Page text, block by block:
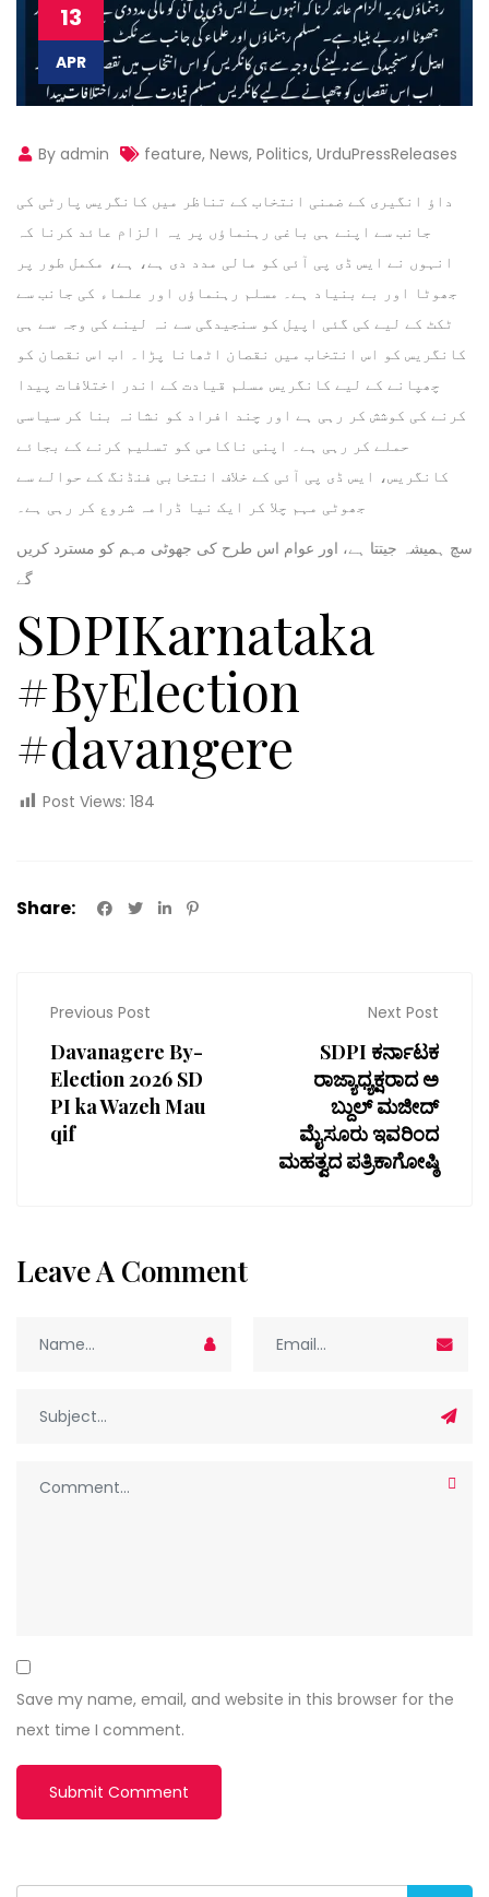
13
APR
By admin feature, News, Politics, UrduPressReleases
داؤ انگیری کے ضمنی انتخاب کے تناظر میں کانگریس پارٹی کی
جانب سے اپنے ہی باغی رہنماؤں پر یہ الزام عائد کرنا کہ
انہوں نے ایس ڈی پی آئی کو مالی مدد دی ہے، ہے، مکمل طور پر
جھوٹا اور بے بنیاد ہے۔ مسلم رہنماؤں اور علماء کی جانب سے
ٹکٹ کے لیے کی گئی اپیل کو سنجیدگی سے نہ لینے کی وجہ سے ہی
کانگریس کو اس انتخاب میں نقصان اٹھانا پڑا۔ اب اس نقصان کو
چھپانے کے لیے کانگریس مسلم قیادت کے اندر اختلافات پیدا
کرنے کی کوشش کر رہی ہے اور چند افراد کو نشانہ بنا کر سیاسی
حملے کر رہی ہے۔ اپنی ناکامی کو تسلیم کرنے کے بجائے
کانگریس، ایس ڈی پی آئی کے خلاف انتخابی فنڈنگ کے حوالے سے
جھوٹی مہم چلا کر ایک نیا ڈرامہ شروع کر رہی ہے۔
سچ ہمیشہ جیتتا ہے، اور عوام اس طرح کی جھوٹی مہم کو مسترد کریں
گے
SDPIKarnataka
#ByElection
#davangere
Post Views: 184
Share:
Previous Post
Davanagere By-
Election 2026 SD
PI ka Wazeh Mau
qif
Next Post
SDPI ಕರ್ನಾಟಕ
ರಾಜ್ಯಾಧ್ಯಕ್ಷರಾದ ಅ
ಬ್ದುಲ್‌ ಮಜೀದ್‌
ಮೈಸೂರು ಇವರಿಂದ
ಮಹತ್ವದ ಪತ್ರಿಕಾಗೋಷ್ಠಿ
Leave A Comment
Save my name, email, and website in this browser for the
next time I comment.